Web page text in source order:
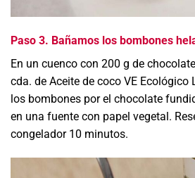
Paso 3. Bañamos los bombones
En un cuenco con 200 g de
cda. de Aceite de coco VE
los bombones por el chocolate
en una fuente con papel vegetal.
congelador 10 minutos.